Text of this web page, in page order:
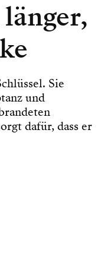
Sie
und
dafür, dass er